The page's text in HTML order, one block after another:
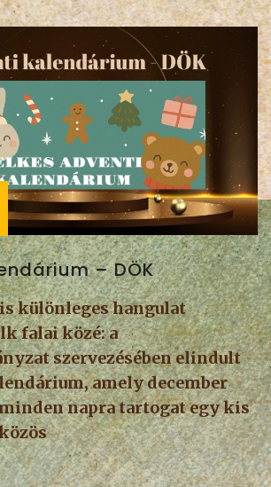
– DÖK
különleges hangulat
falai közé: a
szervezésében elindult
amely december
napra tartogat egy kis